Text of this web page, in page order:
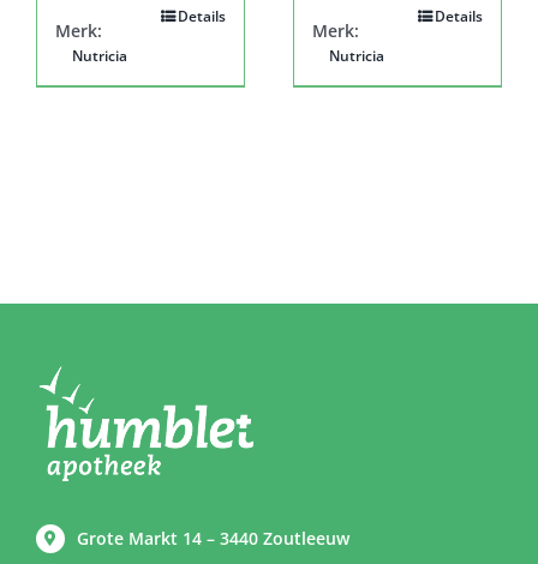
Details
Merk:
Nutricia
Details
Merk:
Nutricia
Grote Markt 14 – 3440 Zoutleeuw